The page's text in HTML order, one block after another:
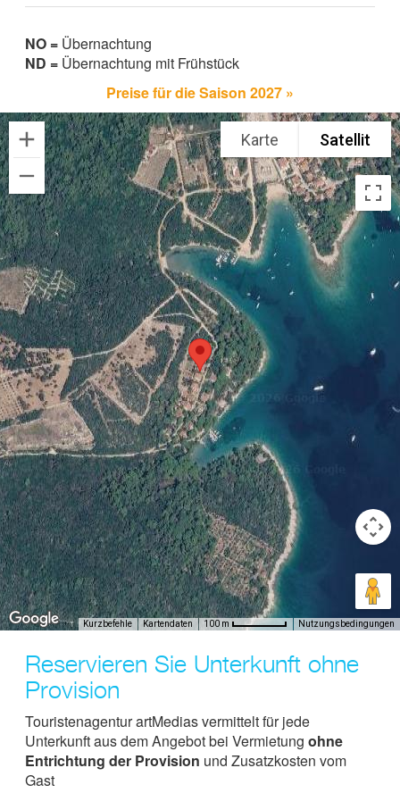
NO = Übernachtung
ND = Übernachtung mit Frühstück
Preise für die Saison 2027 »
Karte Satellit
Kurzbefehle Kartendaten 100 m Nutzungsbedingungen
Reservieren Sie Unterkunft ohne
Provision
Touristenagentur artMedias vermittelt für jede
Unterkunft aus dem Angebot bei Vermietung ohne
Entrichtung der Provision und Zusatzkosten vom
Gast